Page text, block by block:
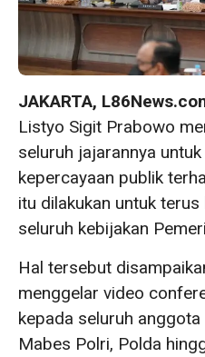
JAKARTA,
Listyo Sigit Prabowo
seluruh jajarannya
kepercayaan publik
itu dilakukan untuk
seluruh kebijakan
Hal tersebut
menggelar video
kepada seluruh
Mabes Polri, Polda